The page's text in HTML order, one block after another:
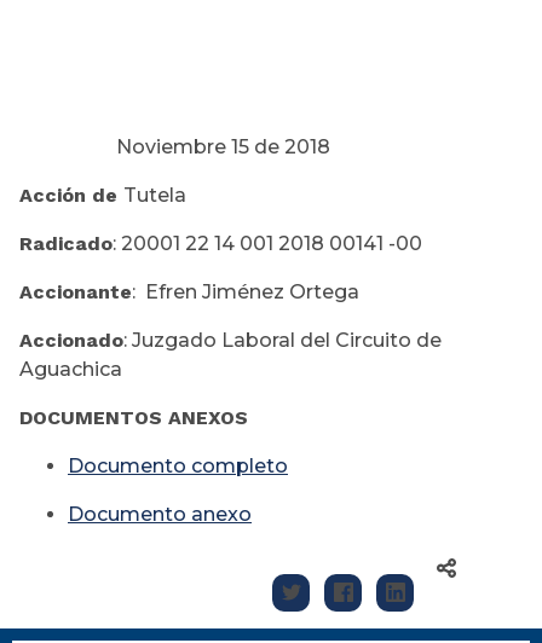
Noviembre 15 de 2018
Acción de Tutela
Radicado: 20001 22 14 001 2018 00141 -00
Accionante: Efren Jiménez Ortega
Accionado: Juzgado Laboral del Circuito de
Aguachica
DOCUMENTOS ANEXOS
Documento completo
Documento anexo